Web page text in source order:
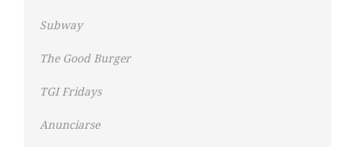
Subway
The Good Burger
TGI Fridays
Anunciarse